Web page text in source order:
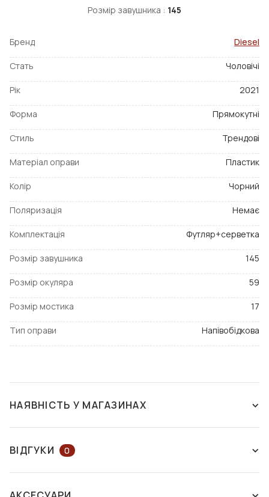
Розмір завушника : 145
Бренд Diesel
Стать Чоловічі
Рік 2021
Форма Прямокутні
Стиль Трендові
Матеріал оправи Пластик
Колір Чорний
Поляризація Немає
Комплектація Футляр+серветка
Розмір завушника 145
Розмір окуляра 59
Розмір мостика 17
Тип оправи Напівобідкова
НАЯВНІСТЬ У МАГАЗИНАХ
ВІДГУКИ 0